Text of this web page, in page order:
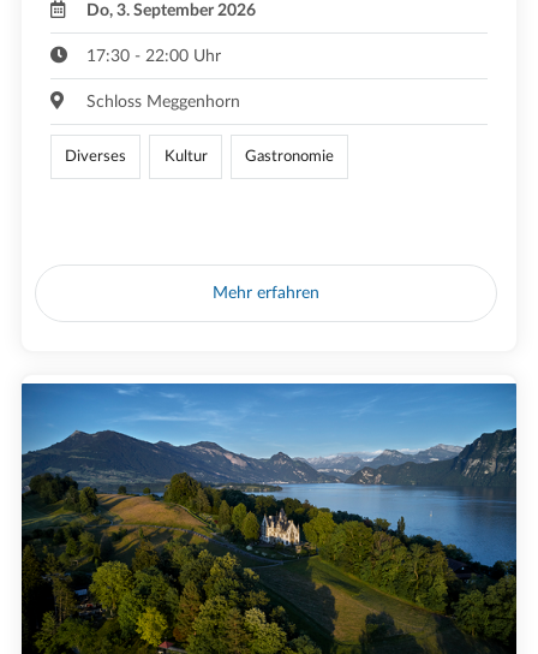
Do, 3. September 2026
17:30 - 22:00 Uhr
Schloss Meggenhorn
Diverses Kultur Gastronomie
Mehr erfahren